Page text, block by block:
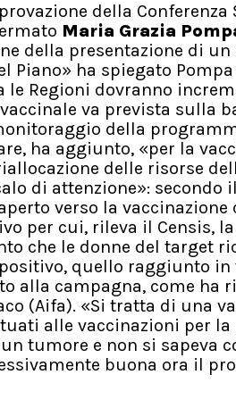
della Conferenza
Maria Grazia
della presentazione di un
Piano» ha spiegato
Regioni dovranno
va prevista sulla
della
ha aggiunto, «per la
delle risorse
di attenzione»: secondo
verso la vaccinazione
per cui, rileva il Censis,
che le donne del target
quello raggiunto in
alla campagna, come ha
(Aifa). «Si tratta di una
alle vaccinazioni per la
tumore e non si sapeva
buona ora il